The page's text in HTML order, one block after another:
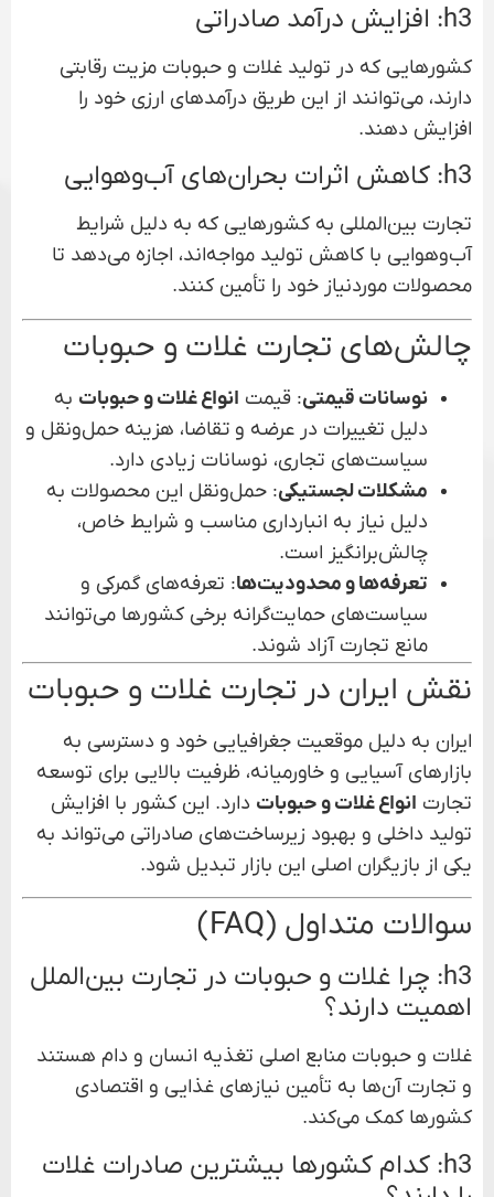
h3: افزایش درآمد صادراتی
کشورهایی که در تولید غلات و حبوبات مزیت رقابتی
دارند، می‌توانند از این طریق درآمدهای ارزی خود را
افزایش دهند.
h3: کاهش اثرات بحران‌های آب‌وهوایی
تجارت بین‌المللی به کشورهایی که به دلیل شرایط
آب‌وهوایی با کاهش تولید مواجه‌اند، اجازه می‌دهد تا
محصولات موردنیاز خود را تأمین کنند.
چالش‌های تجارت غلات و حبوبات
نوسانات قیمتی: قیمت انواع غلات و حبوبات به
دلیل تغییرات در عرضه و تقاضا، هزینه حمل‌ونقل و
سیاست‌های تجاری، نوسانات زیادی دارد.
مشکلات لجستیکی: حمل‌ونقل این محصولات به
دلیل نیاز به انبارداری مناسب و شرایط خاص،
چالش‌برانگیز است.
تعرفه‌ها و محدودیت‌ها: تعرفه‌های گمرکی و
سیاست‌های حمایت‌گرانه برخی کشورها می‌توانند
مانع تجارت آزاد شوند.
نقش ایران در تجارت غلات و حبوبات
ایران به دلیل موقعیت جغرافیایی خود و دسترسی به
بازارهای آسیایی و خاورمیانه، ظرفیت بالایی برای توسعه
تجارت انواع غلات و حبوبات دارد. این کشور با افزایش
تولید داخلی و بهبود زیرساخت‌های صادراتی می‌تواند به
یکی از بازیگران اصلی این بازار تبدیل شود.
سوالات متداول (FAQ)
h3: چرا غلات و حبوبات در تجارت بین‌الملل
اهمیت دارند؟
غلات و حبوبات منابع اصلی تغذیه انسان و دام هستند
و تجارت آن‌ها به تأمین نیازهای غذایی و اقتصادی
کشورها کمک می‌کند.
h3: کدام کشورها بیشترین صادرات غلات